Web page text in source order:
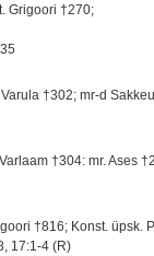
Grigoori †270;
†302; mr-d
†304: mr. Ases
†816; Konst. üpsk.
17:1-4 (R)